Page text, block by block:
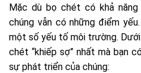
Mặc dù bọ chét có khả
chúng vẫn có những điểm
một số yếu tố môi trường.
chét “khiếp sợ” nhất mà bạn
sự phát triển của chúng: